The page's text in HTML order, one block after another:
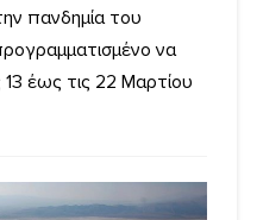
πανδημία του
να
έως τις 22 Μαρτίου